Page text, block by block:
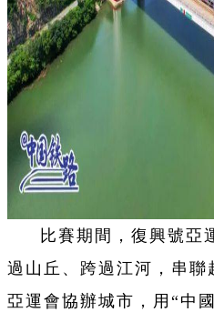
比賽期間，復興號亞
過山丘、跨過江河，串聯
亞運會協辦城市，用“中